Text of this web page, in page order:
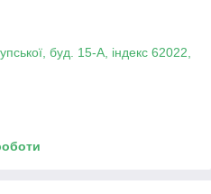
буд. 15-А, індекс 62022,